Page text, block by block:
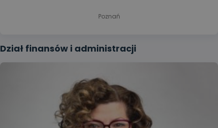
Poznań
Dział finansów i administracji